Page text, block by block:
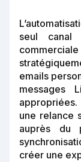
seul canal
emails
messages
une relance
auprès du
créer une